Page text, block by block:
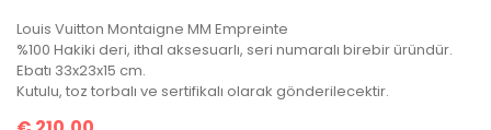
Louis Vuitton Montaigne MM Empreinte
%100 Hakiki deri, ithal aksesuarlı, seri numaralı birebir üründür.
Ebatı 33x23x15 cm.
Kutulu, toz torbalı ve sertifikalı olarak gönderilecektir.